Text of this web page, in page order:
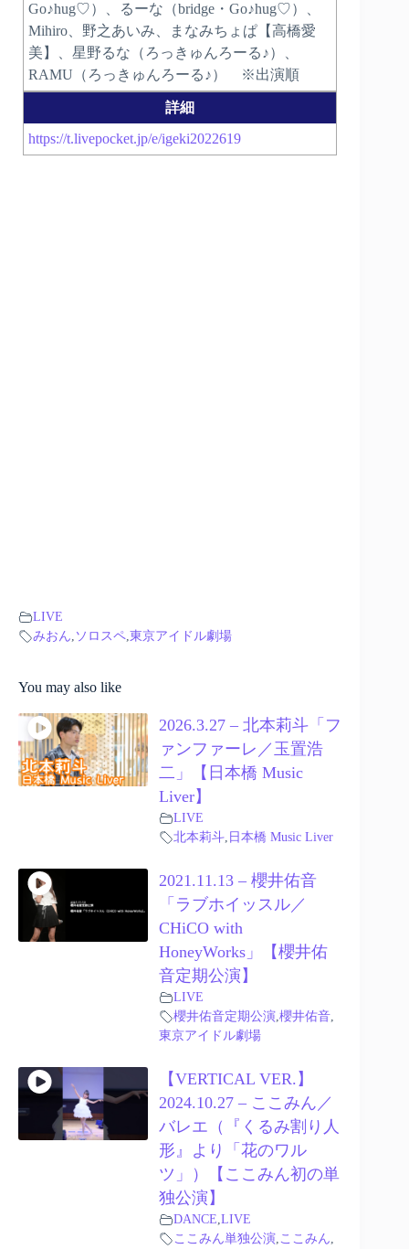
Go♪hug♡）、るーな（bridge・Go♪hug♡）、
Mihiro、野之あいみ、まなみちょぱ【高橋愛
美】、星野るな（ろっきゅんろーる♪）、
RAMU（ろっきゅんろーる♪） ※出演順
詳細
https://t.livepocket.jp/e/igeki2022619
LIVE
みおん,ソロスペ,東京アイドル劇場
You may also like
2026.3.27 – 北本莉斗「フ
ァンファーレ／玉置浩
二」【日本橋 Music
Liver】
LIVE
北本莉斗,日本橋 Music Liver
2021.11.13 – 櫻井佑音
「ラブホイッスル／
CHiCO with
HoneyWorks」【櫻井佑
音定期公演】
LIVE
櫻井佑音定期公演,櫻井佑音,
東京アイドル劇場
【VERTICAL VER.】
2024.10.27 – ここみん／
バレエ（『くるみ割り人
形』より「花のワル
ツ」）【ここみん初の単
独公演】
DANCE,LIVE
ここみん単独公演,ここみん,